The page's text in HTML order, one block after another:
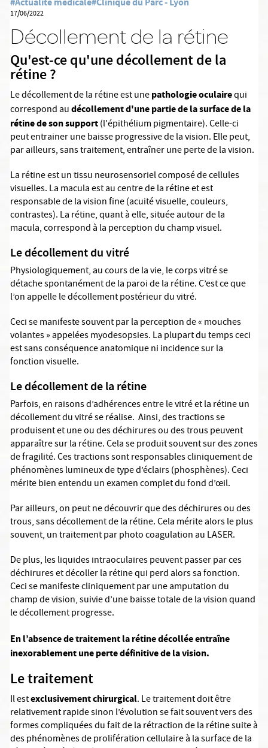
17/06/2022
Décollement de la rétine
Qu'est-ce qu'une décollement de la
rétine ?
Le décollement de la rétine est unepathologie oculairequi
correspond audécollement d'une partie de la surface de la
rétine de son support(l'épithélium pigmentaire). Celle-ci
peut entrainer une baisse progressive de la vision. Elle peut,
par ailleurs, sans traitement, entraîner une perte de la vision.
La rétine est un tissu neurosensoriel composé de cellules
visuelles. La macula est au centre de la rétine et est
responsable de la vision fine (acuité visuelle, couleurs,
contrastes). La rétine, quant à elle, située autour de la
macula, correspond à la perception du champ visuel.
Le décollement du vitré
Physiologiquement, au cours de la vie, le corps vitré se
détache spontanément de la paroi de la rétine. C’est ce que
l’on appelle le décollement postérieur du vitré.
Ceci se manifeste souvent par la perception de « mouches
volantes » appelées myodesopsies. La plupart du temps ceci
est sans conséquence anatomique ni incidence sur la
fonction visuelle.
Le décollement de la rétine
Parfois, en raisons d’adhérences entre le vitré et la rétine un
décollement du vitré se réalise. Ainsi, des tractions se
produisent et une ou des déchirures ou des trous peuvent
apparaître sur la rétine. Cela se produit souvent sur des zones
de fragilité. Ces tractions sont responsables cliniquement de
phénomènes lumineux de type d’éclairs (phosphènes). Ceci
mérite bien entendu un examen complet du fond d’œil.
Par ailleurs, on peut ne découvrir que des déchirures ou des
trous, sans décollement de la rétine. Cela mérite alors le plus
souvent, un traitement par photo coagulation au LASER.
De plus, les liquides intraoculaires peuvent passer par ces
déchirures et décoller la rétine qui perd alors sa fonction.
Ceci se manifeste cliniquement par une amputation du
champ de vision, suivie d’une baisse totale de la vision quand
le décollement progresse.
En l’absence de traitement la rétine décollée entraîne
inexorablement une perte définitive de la vision.
Le traitement
Il estexclusivement chirurgical. Le traitement doit être
relativement rapide sinon l’évolution se fait souvent vers des
formes compliquées du fait de la rétraction de la rétine suite à
des phénomènes de prolifération cellulaire à la surface de la